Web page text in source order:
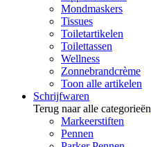
Mondmaskers
Tissues
Toiletartikelen
Toilettassen
Wellness
Zonnebrandcrème
Toon alle artikelen
Schrijfwaren
Terug naar alle categorieën
Markeerstiften
Pennen